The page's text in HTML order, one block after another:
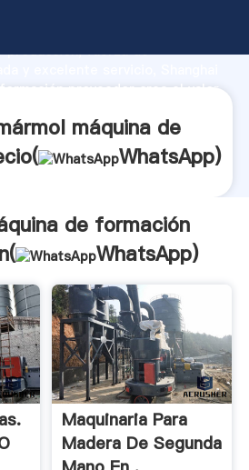
fuerza de
proveedor crea el valor
máquina de
WhatsApp)
de formación
WhatsApp)
Maquinaria Para
Madera De Segunda